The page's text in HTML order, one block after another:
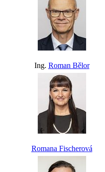
Ing. Roman Bělor
Romana Fischerová